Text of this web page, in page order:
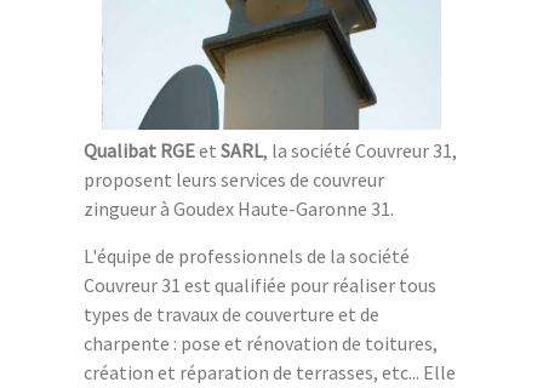
Qualibat RGEet SARL, la société Couvreur 31,
proposent leurs services de couvreur
zingueur à Goudex Haute-Garonne 31.
L'équipe de professionnels de la société
Couvreur 31 est qualifiée pour réaliser tous
types de travaux de couverture et de
charpente : pose et rénovation de toitures,
création et réparation de terrasses, etc... Elle